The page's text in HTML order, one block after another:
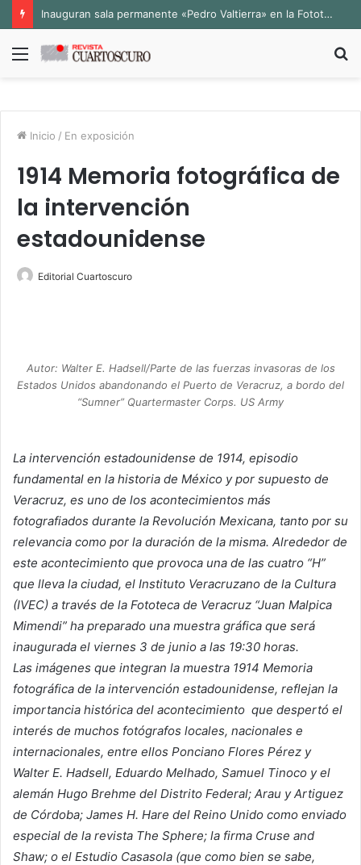
Inauguran sala permanente «Pedro Valtierra» en la Fototeca de Zacatecas
Menú
Inicio / En exposición
1914 Memoria fotográfica de
la intervención
estadounidense
Editorial Cuartoscuro
Autor: Walter E. Hadsell/Parte de las fuerzas invasoras de los
Estados Unidos abandonando el Puerto de Veracruz, a bordo del
“Sumner” Quartermaster Corps. US Army
La intervención estadounidense de 1914, episodio
fundamental en la historia de México y por supuesto de
Veracruz, es uno de los acontecimientos más
fotografiados durante la Revolución Mexicana, tanto por su
relevancia como por la duración de la misma. Alrededor de
este acontecimiento que provoca una de las cuatro “H”
que lleva la ciudad, el Instituto Veracruzano de la Cultura
(IVEC) a través de la Fototeca de Veracruz “Juan Malpica
Mimendi” ha preparado una muestra gráfica que será
inaugurada el viernes 3 de junio a las 19:30 horas.
Las imágenes que integran la muestra 1914 Memoria
fotográfica de la intervención estadounidense, reflejan la
importancia histórica del acontecimiento que despertó el
interés de muchos fotógrafos locales, nacionales e
internacionales, entre ellos Ponciano Flores Pérez y
Walter E. Hadsell, Eduardo Melhado, Samuel Tinoco y el
alemán Hugo Brehme del Distrito Federal; Arau y Artiguez
de Córdoba; James H. Hare del Reino Unido como enviado
especial de la revista The Sphere; la firma Cruse and
Shaw; o el Estudio Casasola (que como bien se sabe,